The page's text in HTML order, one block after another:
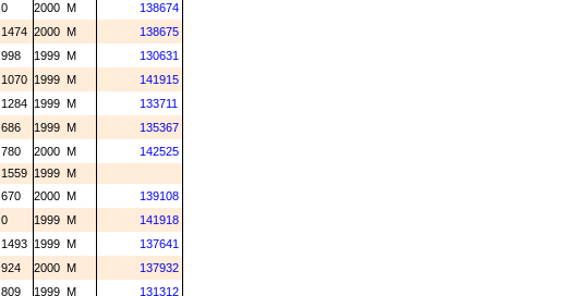
0 2000 M
138674
1474 2000 M
138675
998 1999 M
130631
1070 1999 M
141915
1284 1999 M
133711
686 1999 M
135367
780 2000 M
142525
1559 1999 M
670 2000 M
139108
0 1999 M
141918
1493 1999 M
137641
924 2000 M
137932
809 1999 M 131312